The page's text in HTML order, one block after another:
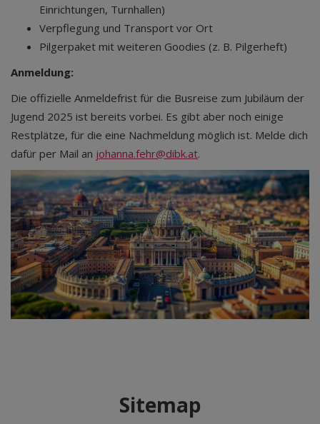
Einrichtungen, Turnhallen)
Verpflegung und Transport vor Ort
Pilgerpaket mit weiteren Goodies (z. B. Pilgerheft)
Anmeldung:
Die offizielle Anmeldefrist für die Busreise zum Jubiläum der
Jugend 2025 ist bereits vorbei. Es gibt aber noch einige
Restplätze, für die eine Nachmeldung möglich ist. Melde dich
dafür per Mail an johanna.fehr@dibk.at.
Sitemap